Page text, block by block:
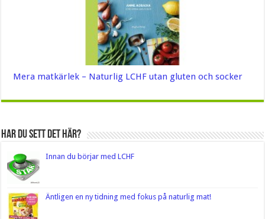
Mera matkärlek – Naturlig LCHF utan gluten och socker
Har du sett det här?
Innan du börjar med LCHF
Äntligen en ny tidning med fokus på naturlig mat!